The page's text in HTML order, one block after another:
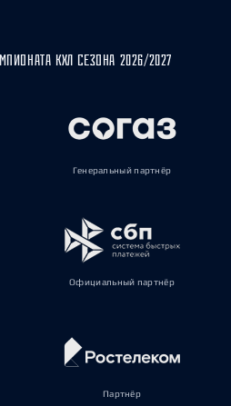
КХЛ СЕЗОНА 2026/2027
Генеральный партнёр
Официальный партнёр
Партнёр